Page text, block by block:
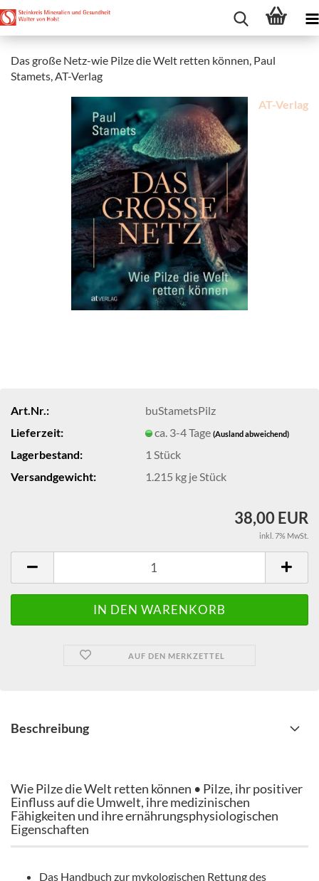
Das große Netz-wie Pilze die Welt retten können, Paul
Stamets, AT-Verlag
AT-Verlag
Art.Nr.:
buStametsPilz
Lieferzeit:
ca. 3-4 Tage(Ausland abweichend)
Lagerbestand: 1 Stück
Versandgewicht:
1.215 kg je Stück
38,00 EUR
inkl. 7% MwSt.
AUF DEN MERKZETTEL
Beschreibung
Wie Pilze die Welt retten können • Pilze, ihr positiver
Einfluss auf die Umwelt, ihre medizinischen
Fähigkeiten und ihre ernährungsphysiologischen
Eigenschaften
Das Handbuch zur mykologischen Rettung des